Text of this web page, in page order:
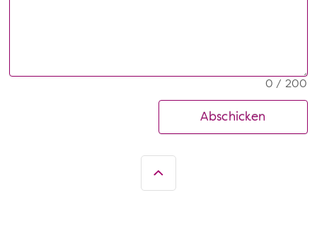
0 / 200
Abschicken